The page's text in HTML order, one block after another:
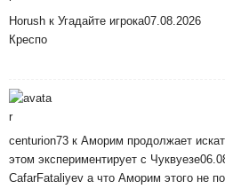
Horush к Угадайте игрока07.08.2026
Креспо
centurion73 к Аморим продолжает
этом экспериментирует с Чуквуезе
CafarFataliyev а что Аморим этого не